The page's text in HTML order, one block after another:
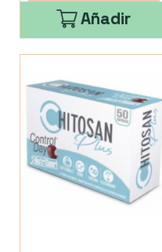
Añadir